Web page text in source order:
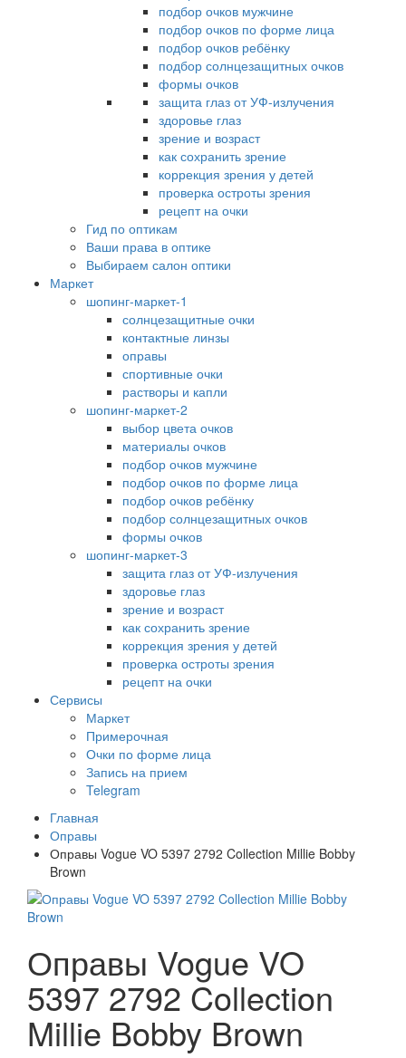
подбор очков мужчине
подбор очков по форме лица
подбор очков ребёнку
подбор солнцезащитных очков
формы очков
защита глаз от УФ-излучения
здоровье глаз
зрение и возраст
как сохранить зрение
коррекция зрения у детей
проверка остроты зрения
рецепт на очки
Гид по оптикам
Ваши права в оптике
Выбираем салон оптики
Маркет
шопинг-маркет-1
солнцезащитные очки
контактные линзы
оправы
спортивные очки
растворы и капли
шопинг-маркет-2
выбор цвета очков
материалы очков
подбор очков мужчине
подбор очков по форме лица
подбор очков ребёнку
подбор солнцезащитных очков
формы очков
шопинг-маркет-3
защита глаз от УФ-излучения
здоровье глаз
зрение и возраст
как сохранить зрение
коррекция зрения у детей
проверка остроты зрения
рецепт на очки
Сервисы
Маркет
Примерочная
Очки по форме лица
Запись на прием
Telegram
Главная
Оправы
Оправы Vogue VO 5397 2792 Collection Millie Bobby
Brown
Оправы Vogue VO
5397 2792 Collection
Millie Bobby Brown